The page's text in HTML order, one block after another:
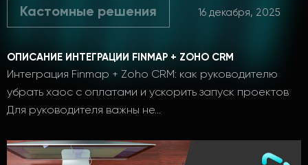
Кастомные решения 16 декабря, 2025
ОПИСАНИЕ ИНТЕГРАЦИИ FINMAP + ZOHO CRM
Интеграция Finmap + Zoho CRM: как руководителю
убрать хаос с оплатами и ускорить запуск проектов
Для руководителя важны не…